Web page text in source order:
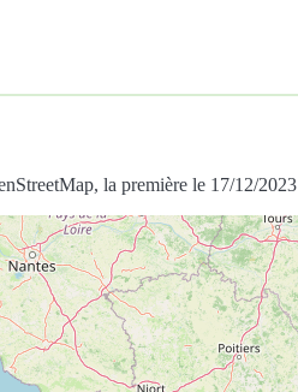
la première le 17/12/2023